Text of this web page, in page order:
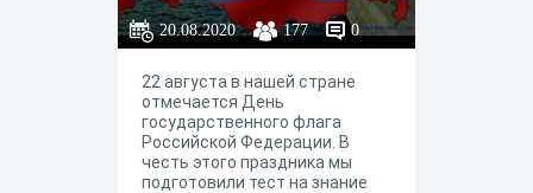
20.08.2020 177 0
22 августа в нашей стране
отмечается День
государственного флага
Российской Федерации. В
честь этого праздника мы
подготовили тест на знание